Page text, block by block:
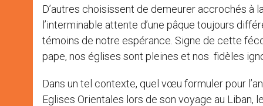
D’autres choisissent de demeurer accrochés à
l’interminable attente d’une pâque toujours
témoins de notre espérance. Signe de cette
pape, nos églises sont pleines et nos fidèles
Dans un tel contexte, quel vœu formuler pour
Eglises Orientales lors de son voyage au Liban,